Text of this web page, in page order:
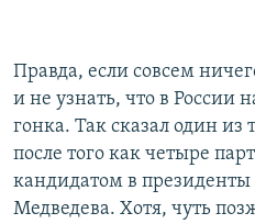
Правда, если совсем
и не узнать, что в России
гонка. Так сказал один из
после того как четыре
кандидатом в
Медведева. Хотя, чуть